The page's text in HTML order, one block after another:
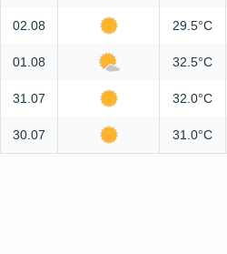
02.08 29.5°C
01.08 32.5°C
31.07 32.0°C
30.07 31.0°C